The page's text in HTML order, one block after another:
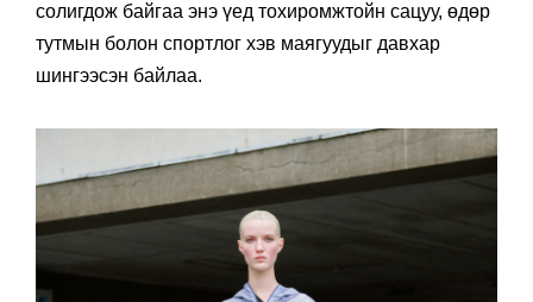
солигдож байгаа энэ үед тохиромжтойн сацуу, өдөр
тутмын болон спортлог хэв маягуудыг давхар
шингээсэн байлаа.